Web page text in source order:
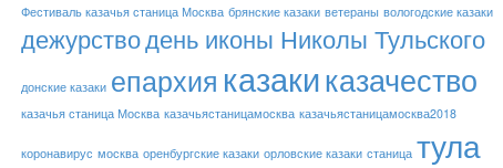
Фестиваль казачья станица Москва брянские казаки ветераны вологодские казаки
дежурстводень иконы Николы Тульского
донские казаки епархия казакиказачество
казачья станица Москва казачьястаницамосква казачьястаницамосква2018
коронавирус москва оренбургские казаки орловские казаки станица тула